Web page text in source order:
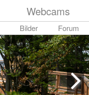
Webcams
Bilder Forum